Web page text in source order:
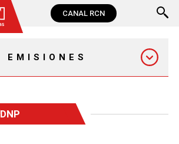
CANAL RCN
EMISIONES
DNP